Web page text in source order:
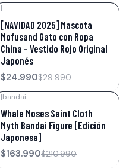
|
[NAVIDAD 2025] Mascota
Mofusand Gato con Ropa
China – Vestido Rojo Original
Japonés
$24.990$29.990
|bandai
Whale Moses Saint Cloth
Myth Bandai Figure [Edición
Japonesa]
$163.990$210.990